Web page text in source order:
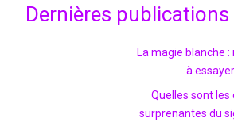
Dernières publications
La magie blanche
à
Quelles sont
surprenantes du